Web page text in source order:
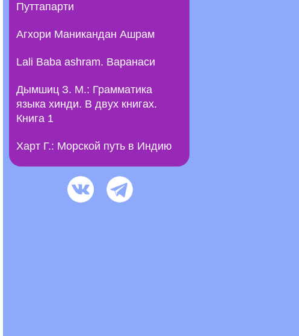
Путтапарти
Агхори Маникандан Ашрам
Lali Baba ashram. Варанаси
Дымшиц З. М.: Грамматика
языка хинди. В двух книгах.
Книга 1
Харт Г.: Морской путь в Индию